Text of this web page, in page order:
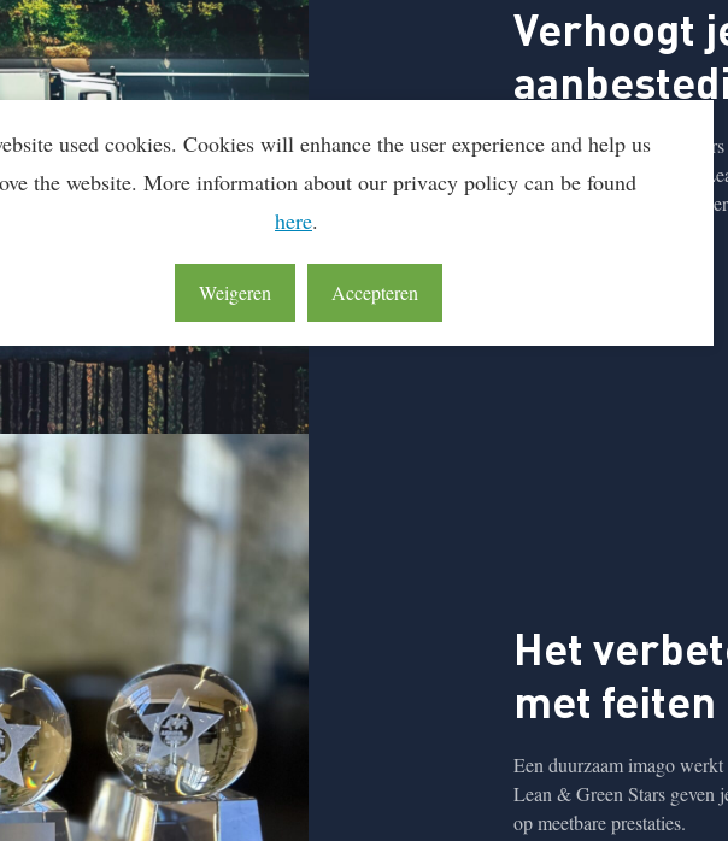
Verhoogt
Steeds meer
duurzaamheidsdata. Met
organisatie CO₂-reductie
Het
met feiten
Een duurzaam imago
Lean & Green Stars geven
op meetbare prestaties.
used cookies. Cookies will enhance the user experience and help us
the website. More information about our privacy policy can be found
here.
Weigeren Accepteren